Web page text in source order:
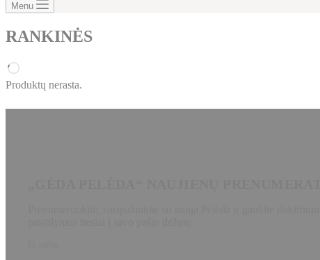
Menu
RANKINĖS
Produktų nerasta.